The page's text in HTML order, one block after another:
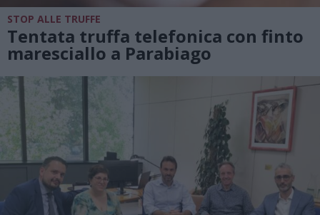
STOP ALLE TRUFFE
Tentata truffa telefonica con finto
maresciallo a Parabiago